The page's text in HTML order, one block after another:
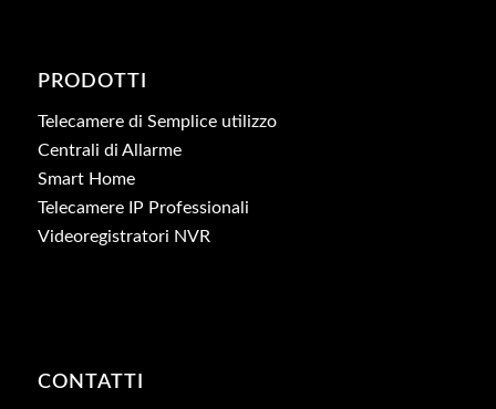
PRODOTTI
Telecamere di Semplice utilizzo
Centrali di Allarme
Smart Home
Telecamere IP Professionali
Videoregistratori NVR
CONTATTI